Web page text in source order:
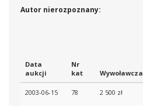
Autor nierozpoznany:
Data
aukcji
Nr
kat
Wywoławcza
2003-06-15 78 2 500 zł